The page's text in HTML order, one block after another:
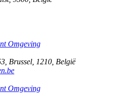
Omgeving
Brussel 1210 België
Omgeving